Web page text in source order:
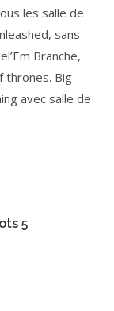
les salle de
sans
Branche,
thrones. Big
avec salle de
5